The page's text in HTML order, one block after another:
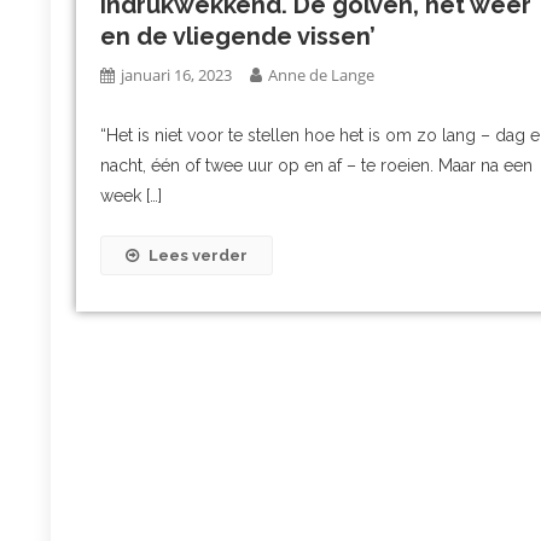
en de vliegende vissen’
januari 16, 2023 Anne de Lange
“Het is niet voor te stellen hoe het is om zo lang – dag
nacht, één of twee uur op en af – te roeien. Maar na een
week […]
Lees verder